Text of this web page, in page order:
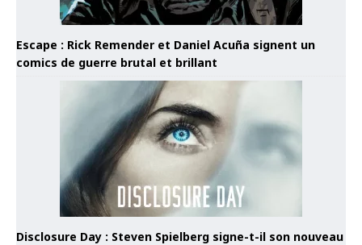
Escape : Rick Remender et Daniel Acuña signent un
comics de guerre brutal et brillant
Disclosure Day : Steven Spielberg signe-t-il son nouveau